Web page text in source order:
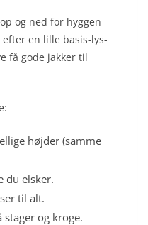
og ned for hyggen
en lille basis-lys-
få gode jakker til
højder (samme
du elsker.
til alt.
og kroge.